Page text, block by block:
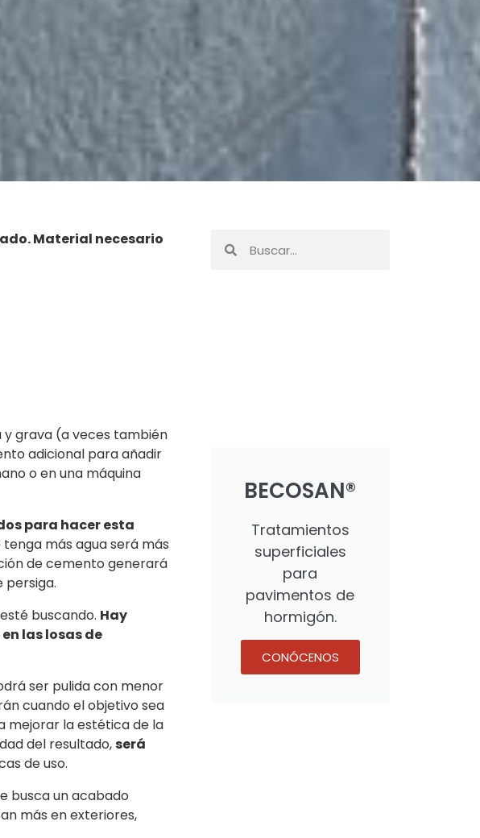
Material necesario
y grava (a veces también
adicional para añadir
o en una máquina
para hacer esta
tenga más agua será más
de cemento generará
persiga.
buscando. Hay
las losas de
ser pulida con menor
cuando el objetivo sea
mejorar la estética de la
del resultado,será
de uso.
busca un acabado
más en exteriores,
BECOSAN®
Tratamientos
superficiales
para
pavimentos de
hormigón.
CONÓCENOS